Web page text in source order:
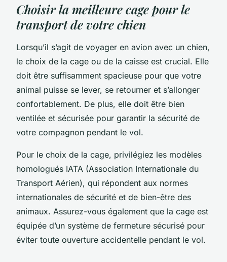
Choisir la meilleure cage pour le
transport de votre chien
Lorsqu’il s’agit de voyager en avion avec un chien,
le choix de la cage ou de la caisse est crucial. Elle
doit être suffisamment spacieuse pour que votre
animal puisse se lever, se retourner et s’allonger
confortablement. De plus, elle doit être bien
ventilée et sécurisée pour garantir la sécurité de
votre compagnon pendant le vol.
Pour le choix de la cage, privilégiez les modèles
homologués IATA (Association Internationale du
Transport Aérien), qui répondent aux normes
internationales de sécurité et de bien-être des
animaux. Assurez-vous également que la cage est
équipée d’un système de fermeture sécurisé pour
éviter toute ouverture accidentelle pendant le vol.